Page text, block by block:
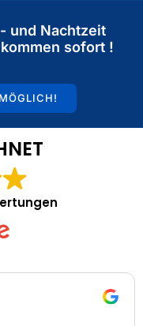
und Nachtzeit
sofort !